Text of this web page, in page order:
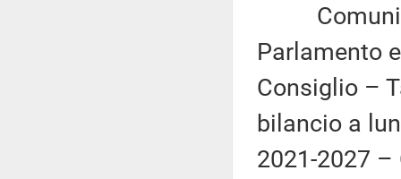
Parlamento
Consiglio –
bilancio a
2021-2027